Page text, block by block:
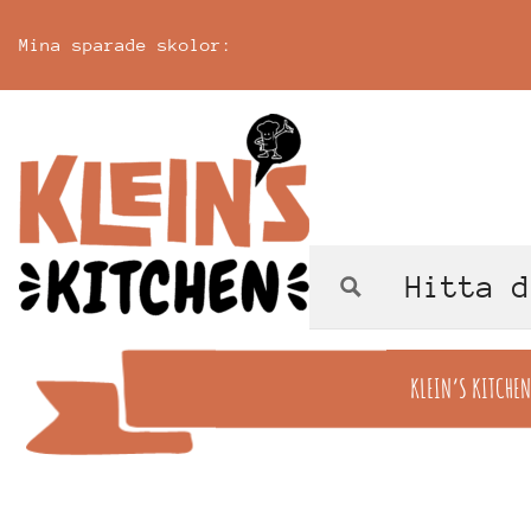
Mina sparade skolor:
KLEIN’S KITCHEN